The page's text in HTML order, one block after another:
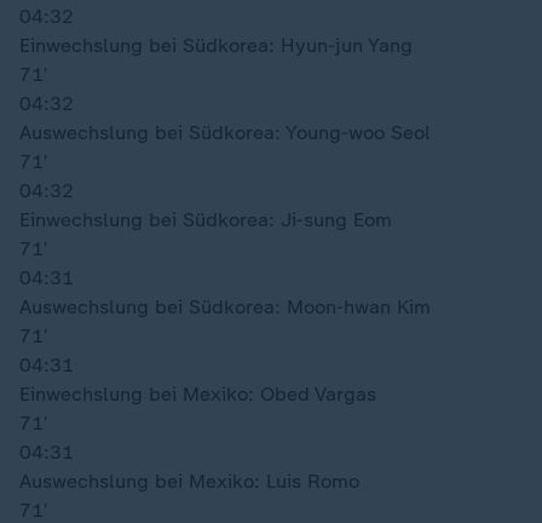
04:32
Einwechslung bei Südkorea: Hyun-jun Yang
71′
04:32
Auswechslung bei Südkorea: Young-woo Seol
71′
04:32
Einwechslung bei Südkorea: Ji-sung Eom
71′
04:31
Auswechslung bei Südkorea: Moon-hwan Kim
71′
04:31
Einwechslung bei Mexiko: Obed Vargas
71′
04:31
Auswechslung bei Mexiko: Luis Romo
71′